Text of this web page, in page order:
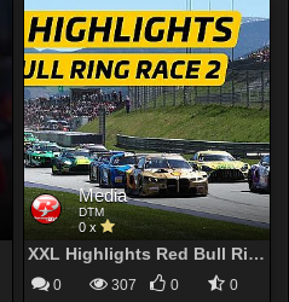
Media
DTM
0 x
XXL Highlights Red Bull Ring Race 2 | DTM2026
0 307 0 0